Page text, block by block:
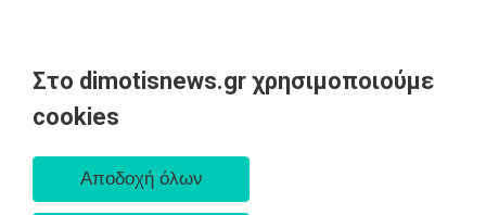
Στο dimotisnews.gr χρησιμοποιούμε
cookies
AΡΧΙΚΗ
ΕΙΔΗΣΕΙΣ
ΠΟΛΙΤΙΚΗ